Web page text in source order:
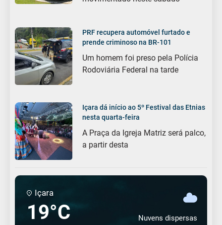
PRF recupera automóvel furtado e
prende criminoso na BR-101
Um homem foi preso pela Polícia
Rodoviária Federal na tarde
Içara dá início ao 5º Festival das Etnias
nesta quarta-feira
A Praça da Igreja Matriz será palco,
a partir desta
Içara
19°C Nuvens dispersas